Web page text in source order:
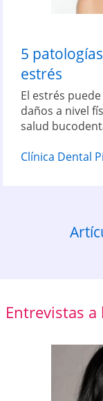
5
estrés
El estrés
daños a nivel
salud
Clínica Dental
Entrevistas